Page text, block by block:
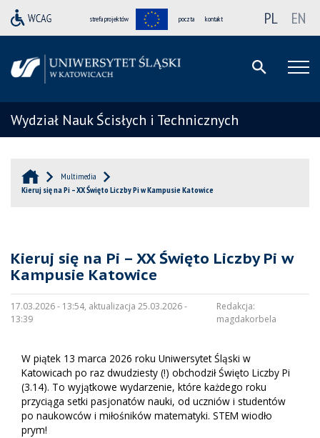
strefa projektów poczta kontakt PL EN
Wydział Nauk Ścisłych i Technicznych
Multimedia
Kieruj się na Pi – XX Święto Liczby Pi w Kampusie Katowice
Kieruj się na Pi – XX Święto Liczby Pi w
Kampusie Katowice
17.03.2026 - 13:54, aktualizacja 25.03.2026 -
13:39
Redakcja:
magdakorbela
W piątek 13 marca 2026 roku Uniwersytet Śląski w
Katowicach po raz dwudziesty (!) obchodził Święto Liczby Pi
(3.14). To wyjątkowe wydarzenie, które każdego roku
przyciąga setki pasjonatów nauki, od uczniów i studentów
po naukowców i miłośników matematyki. STEM wiodło
prym!